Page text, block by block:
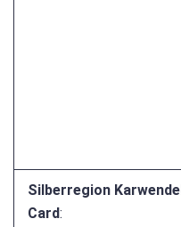
Silberregion Karwendel
Card: